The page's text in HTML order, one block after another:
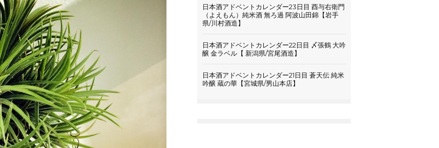
日本酒アドベントカレンダー23日目 酉与右衛門
（よえもん）純米酒 無ろ過 阿波山田錦【岩手
県/川村酒造】
日本酒アドベントカレンダー22日目 〆張鶴 大吟
醸 金ラベル【 新潟県/宮尾酒造】
日本酒アドベントカレンダー21日目 蒼天伝 純米
吟醸 蔵の華【宮城県/男山本店】